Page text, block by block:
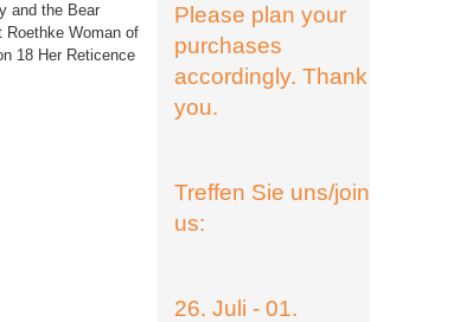
and the Bear
Roethke Woman of
18 Her Reticence
Please plan your
purchases
accordingly. Thank
you.
Treffen Sie uns/join
us:
26. Juli - 01.